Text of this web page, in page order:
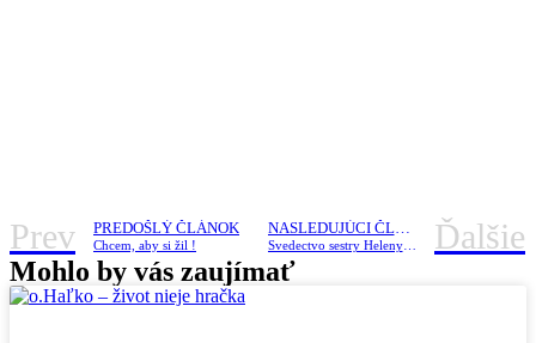
Prev PREDOŠLÝ ČLÁNOK
Chcem, aby si žil !
NASLEDUJÚCI ČLÁNOK
Svedectvo sestry Heleny: „Mala som z Boha strach“ Ďalšie
Mohlo by vás zaujímať